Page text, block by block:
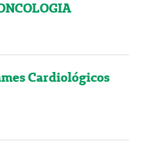
Cardiológicos